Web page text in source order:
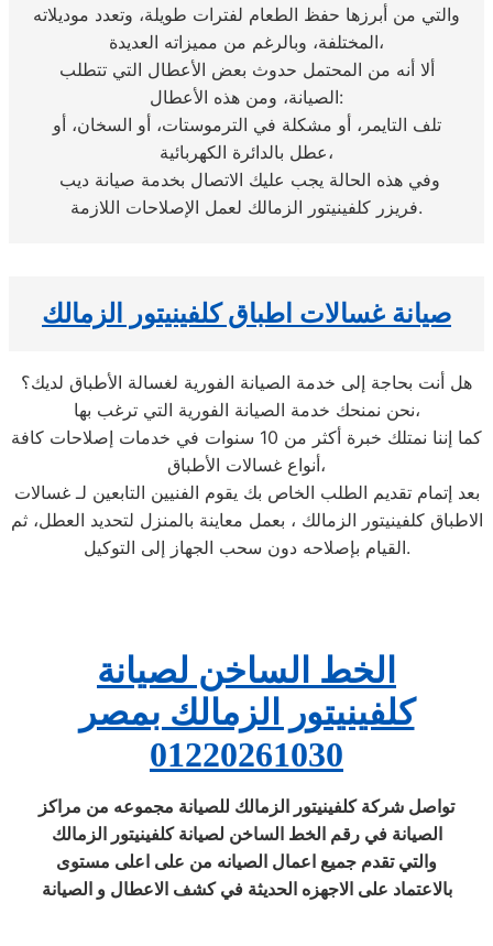
والتي من أبرزها حفظ الطعام لفترات طويلة، وتعدد موديلاته
المختلفة، وبالرغم من مميزاته العديدة،
ألا أنه من المحتمل حدوث بعض الأعطال التي تتطلب
الصيانة، ومن هذه الأعطال:
تلف التايمر، أو مشكلة في الترموستات، أو السخان، أو
عطل بالدائرة الكهربائية،
وفي هذه الحالة يجب عليك الاتصال بخدمة صيانة ديب
فريزر كلفينيتور الزمالك لعمل الإصلاحات اللازمة.
صيانة غسالات اطباق كلفينيتور الزمالك
هل أنت بحاجة إلى خدمة الصيانة الفورية لغسالة الأطباق لديك؟
نحن نمنحك خدمة الصيانة الفورية التي ترغب بها،
كما إننا نمتلك خبرة أكثر من 10 سنوات في خدمات إصلاحات كافة
أنواع غسالات الأطباق،
بعد إتمام تقديم الطلب الخاص بك يقوم الفنيين التابعين لـ غسالات
الاطباق كلفينيتور الزمالك ، بعمل معاينة بالمنزل لتحديد العطل، ثم
القيام بإصلاحه دون سحب الجهاز إلى التوكيل.
الخط الساخن لصيانة
كلفينيتور الزمالك بمصر
01220261030
تواصل شركة كلفينيتور الزمالك للصيانة مجموعه من مراكز
الصيانة في رقم الخط الساخن لصيانة كلفينيتور الزمالك
والتي تقدم جميع اعمال الصيانه من على اعلى مستوى
بالاعتماد على الاجهزه الحديثة في كشف الاعطال و الصيانة